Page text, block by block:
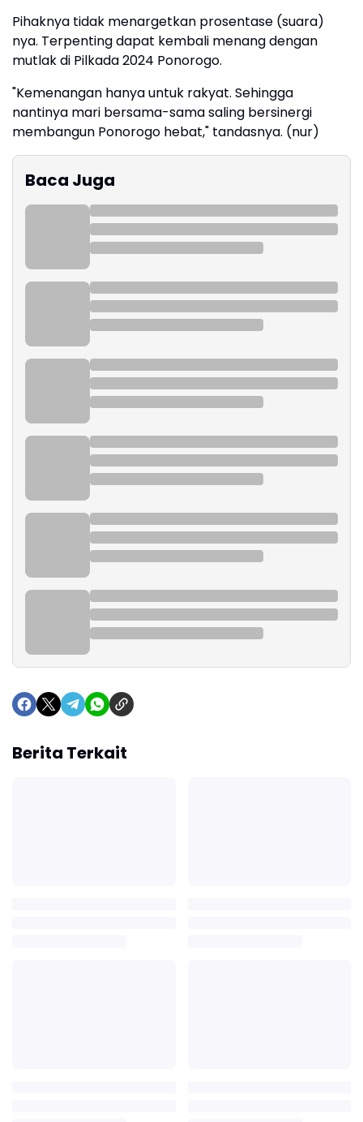
Pihaknya tidak menargetkan prosentase (suara)
nya. Terpenting dapat kembali menang dengan
mutlak di Pilkada 2024 Ponorogo.
"Kemenangan hanya untuk rakyat. Sehingga
nantinya mari bersama-sama saling bersinergi
membangun Ponorogo hebat," tandasnya. (nur)
Baca Juga
Berita Terkait